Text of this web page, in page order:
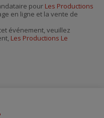
pour Les Productions
en ligne et la vente de
événement, veuillez
Les Productions Le